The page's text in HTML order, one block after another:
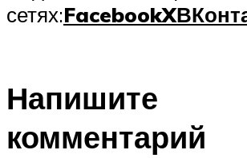
сетях:FacebookX
Напишите
комментарий